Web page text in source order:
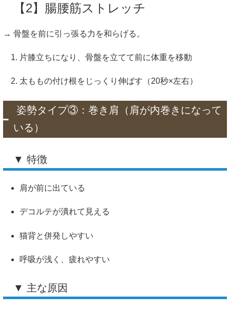
【2】腸腰筋ストレッチ
→ 骨盤を前に引っ張る力を和らげる。
片膝立ちになり、骨盤を立てて前に体重を移動
太ももの付け根をじっくり伸ばす（20秒×左右）
姿勢タイプ③：巻き肩（肩が内巻きになって
いる）
▼ 特徴
肩が前に出ている
デコルテが潰れて見える
猫背と併発しやすい
呼吸が浅く、疲れやすい
▼ 主な原因